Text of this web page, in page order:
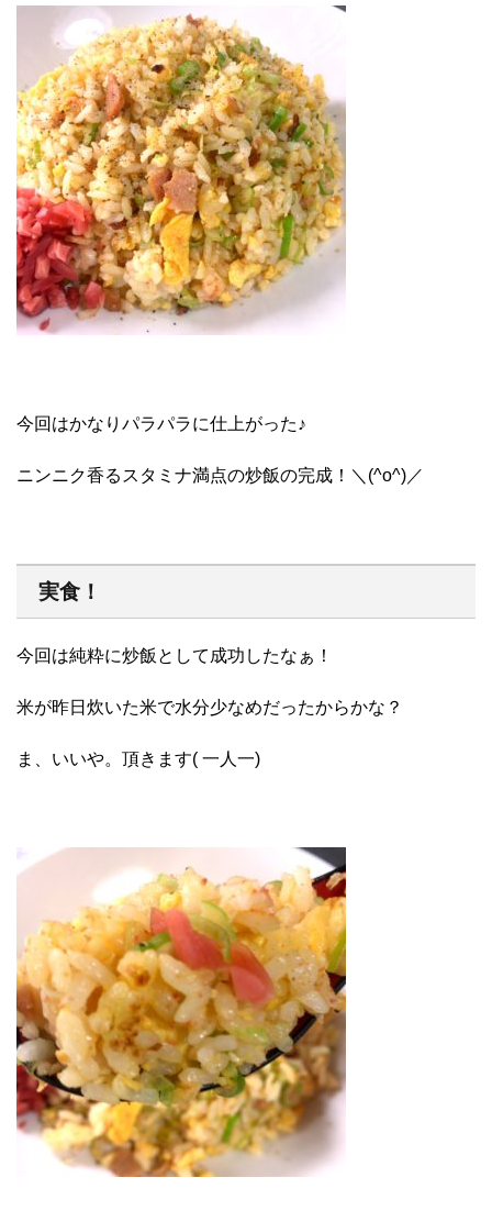
今回はかなりパラパラに仕上がった♪
ニンニク香るスタミナ満点の炒飯の完成！＼(^o^)／
実食！
今回は純粋に炒飯として成功したなぁ！
米が昨日炊いた米で水分少なめだったからかな？
ま、いいや。頂きます( 一人一)